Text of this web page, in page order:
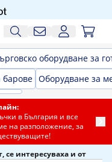
оборудване за
барове Оборудване за
в България и все
на разположение, за
се интересуваха и от